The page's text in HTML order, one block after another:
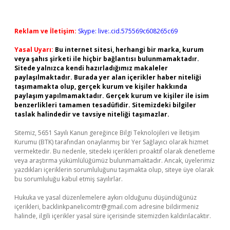
Reklam ve İletişim: Skype: live:.cid.575569c608265c69
Yasal Uyarı: Bu internet sitesi, herhangi bir marka, kurum
veya şahıs şirketi ile hiçbir bağlantısı bulunmamaktadır.
Sitede yalnızca kendi hazırladığımız makaleler
paylaşılmaktadır. Burada yer alan içerikler haber niteliği
taşımamakta olup, gerçek kurum ve kişiler hakkında
paylaşım yapılmamaktadır. Gerçek kurum ve kişiler ile isim
benzerlikleri tamamen tesadüfidir. Sitemizdeki bilgiler
taslak halindedir ve tavsiye niteliği taşımazlar.
Sitemiz, 5651 Sayılı Kanun gereğince Bilgi Teknolojileri ve İletişim
Kurumu (BTK) tarafından onaylanmış bir Yer Sağlayıcı olarak hizmet
vermektedir. Bu nedenle, sitedeki içerikleri proaktif olarak denetleme
veya araştırma yükümlülüğümüz bulunmamaktadır. Ancak, üyelerimiz
yazdıkları içeriklerin sorumluluğunu taşımakta olup, siteye üye olarak
bu sorumluluğu kabul etmiş sayılırlar.
Hukuka ve yasal düzenlemelere aykırı olduğunu düşündüğünüz
içerikleri, backlinkpanelicomtr@gmail.com adresine bildirmeniz
halinde, ilgili içerikler yasal süre içerisinde sitemizden kaldırılacaktır.